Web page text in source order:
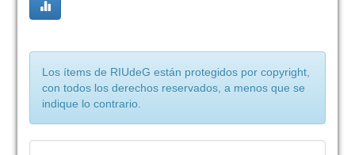
Los ítems de RIUdeG están protegidos por copyright,
con todos los derechos reservados, a menos que se
indique lo contrario.